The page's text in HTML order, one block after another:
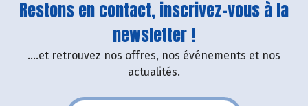
Restons en contact, inscrivez-vous à la
newsletter !
....et retrouvez nos offres, nos événements et nos
actualités.